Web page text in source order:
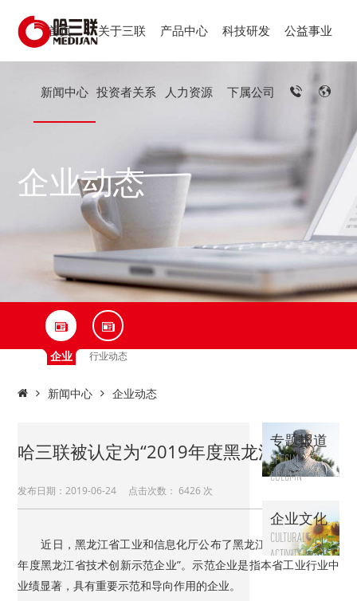
首页 关于三联 产品中心 科技研发 公益事业
新闻中心 投资者关系 人力资源 下属公司
企业动态
企业
动态
行业动态
新闻中心 企业动态
哈三联被认定为“2019年度黑龙江省技术创
发布日期：2019-06-24 点击次数：6426 次
近日，黑龙江省工业和信息化厅公布了黑龙江省技术创新示范企
年度黑龙江省技术创新示范企业”。示范企业是指本省工业行业中
业绩显著，具有重要示范和导向作用的企业。
专题报道
SPECIAL
COLUMN
企业文化
CULTURAL
ACTIVITY